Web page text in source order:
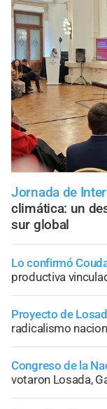
Jornada de
climática: un
sur global
Lo confirmó
productiva
Proyecto de
radicalismo
Congreso de la
votaron Losada,